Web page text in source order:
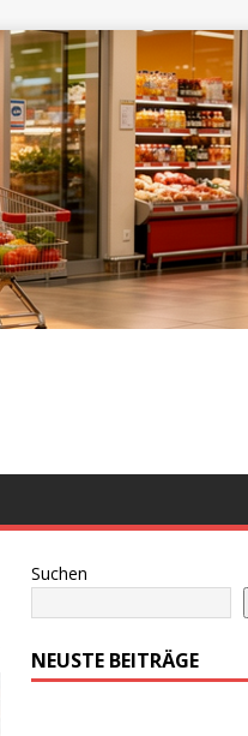
Suchen
NEUSTE BEITRÄGE